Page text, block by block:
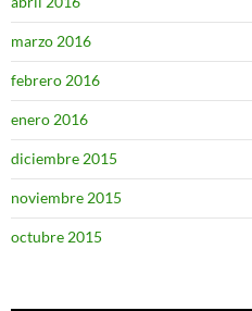
marzo 2016
febrero 2016
enero 2016
diciembre 2015
noviembre 2015
octubre 2015